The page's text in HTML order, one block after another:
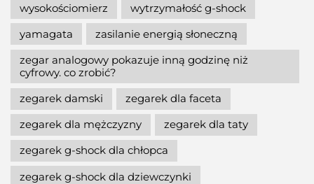
wysokościomierz
wytrzymałość g-shock
yamagata
zasilanie energią słoneczną
zegar analogowy pokazuje inną godzinę niż
cyfrowy. co zrobić?
zegarek damski
zegarek dla faceta
zegarek dla mężczyzny
zegarek dla taty
zegarek g-shock dla chłopca
zegarek g-shock dla dziewczynki